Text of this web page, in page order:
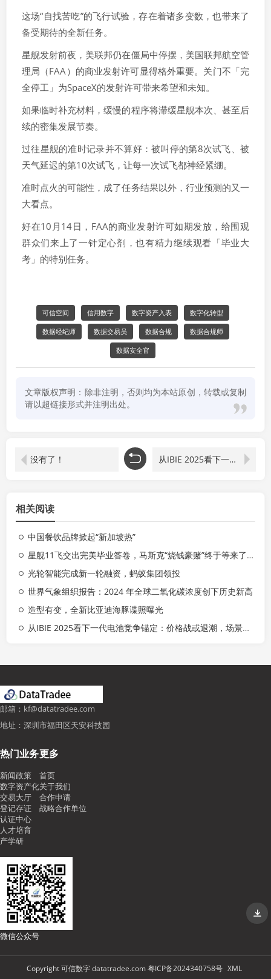
这场“自找苦吃”的飞行试验，存在着诸多变数，也带来了
备受期待的全新任务。
星舰发射前夜，美联邦仍在僵局中停摆，美国联邦航空管
理局（FAA）的商业发射许可显得格外重要。关门不「完
全停工」为SpaceX的发射许可带来希望和未知。
如果临时补充材料，缓慢的程序将滞缓星舰本次、甚至后
续的密集发展节奏。
过往星舰的准时记录并不算好：被叫停的第8次试飞、被
天气延迟的第10次试飞，让每一次试飞都神经紧绷。
准时点火的可能性，成了任务结果以外，行业预测的又一
大看点。
好在10月14日，FAA的商业发射许可如期发放，给围观
群众们来上了一针定心剂，也有精力继续观看「毕业大
考」的特别任务。
可信空间 信用数字 数字资产入表 数字化转型
数据经纪师 数据交易员 数据合规 数据合规师
数据安全官
文章版权声明：除非注明，否则均为本站原创，转载或复制
请以超链接形式并注明出处。
没有了！ 从IBIE 2025看下一代电池竞争锚定：价格战或退潮，场景战将成主战场
相关阅读
中国餐饮品牌掀起“新加坡热”
星舰11飞交出完美毕业答卷，马斯克“烧钱豪赌”终于等来了回报？
光轮智能完成新一轮融资，蚂蚁集团领投
世界气象组织报告：2024 年全球二氧化碳浓度创下历史新高
造型有变，全新比亚迪海豚谍照曝光
从IBIE 2025看下一代电池竞争锚定：价格战或退潮，场景战将成主战场
邮箱：kf@datatradee.com
地址：深圳市福田区天安科技园
热门业务
新闻政策
数字资产化
交易大厅
登记存证
认证中心
人才培育
产学研
更多
首页
关于我们
合作申请
战略合作单位
微信公众号
Copyright 可信数字 datatradee.com 粤ICP备2024340758号 XML